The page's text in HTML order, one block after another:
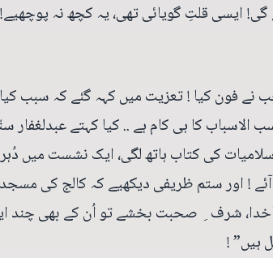
گی! ایسی قلتِ گویائی تھی، یہ کچھ نہ
نے فون کیا ! تعزیت میں کہہ گئے کہ سبب
کا ہی کام ہے .. کیا کہتے
کی کتاب ہاتھ لگی، ایک نشست میں
آئے ! اور ستم ظریفی دیکھیے کہ کالج کی
شرف ِ صحبت بخشے تو اُن کے بھی چند
ہیں” !